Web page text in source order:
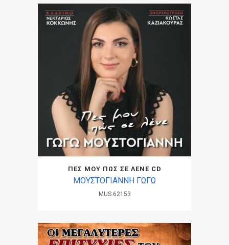
ΠΕΣ ΜΟΥ ΠΩΣ ΣΕ ΛΕΝΕ CD
ΜΟΥΣΤΟΓΙΑΝΝΗ ΓΩΓΩ
MUS.62153